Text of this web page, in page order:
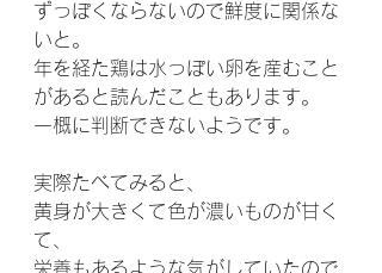
ずっぽくならないので鮮度に関係な
いと。
年を経た鶏は水っぽい卵を産むこと
があると読んだこともあります。
一概に判断できないようです。
実際たべてみると、
黄身が大きくて色が濃いものが甘く
て、
栄養もあるような気がしていたので